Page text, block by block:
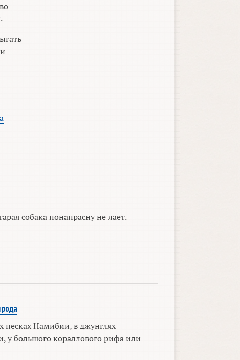
собака понапрасну не лает.
песках Намибии, в джунглях
у большого кораллового рифа или